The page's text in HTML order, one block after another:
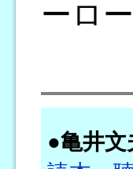
ーロ
●亀井文